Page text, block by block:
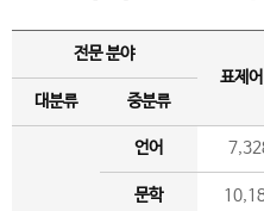
전문 분야
표제
대분류
중분류
언어
문학